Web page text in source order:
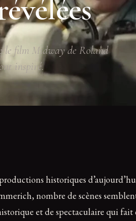
le film Midway de Roland
inspiré.
historiques
nombre de scènes
et de spectaculaire qui